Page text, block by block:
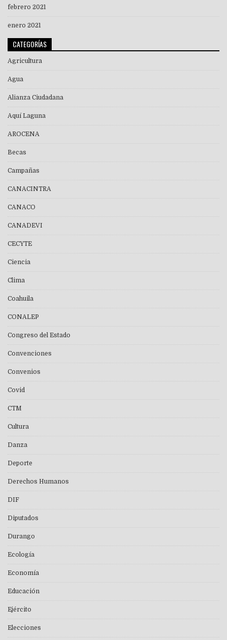
febrero 2021
enero 2021
CATEGORÍAS
Agricultura
Agua
Alianza Ciudadana
Aquí Laguna
AROCENA
Becas
Campañas
CANACINTRA
CANACO
CANADEVI
CECYTE
Ciencia
Clima
Coahuila
CONALEP
Congreso del Estado
Convenciones
Convenios
Covid
CTM
Cultura
Danza
Deporte
Derechos Humanos
DIF
Diputados
Durango
Ecología
Economía
Educación
Ejército
Elecciones